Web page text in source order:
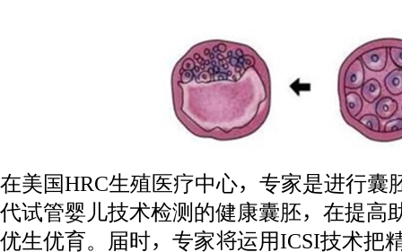
在美国HRC生殖医疗中心，专家是进行囊
代试管婴儿技术检测的健康囊胚，在提高
优生优育。届时，专家将运用ICSI技术把